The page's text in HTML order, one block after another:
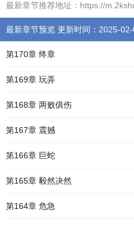
最新章节推荐地址：https://
最新章节预览 更新时间：2025-
第170章 终章
第169章 玩弄
第168章 两败俱伤
第167章 震撼
第166章 巨蛇
第165章 毅然决然
第164章 危急